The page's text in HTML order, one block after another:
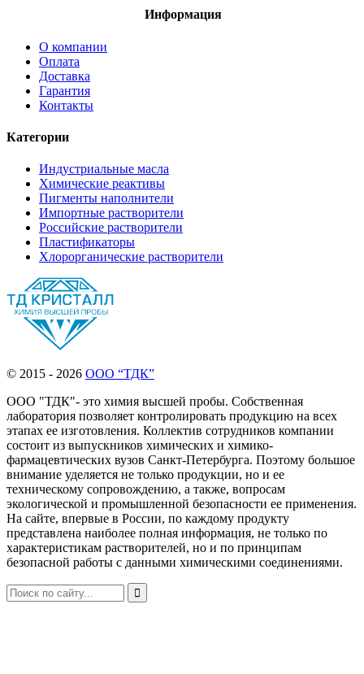
Информация
О компании
Оплата
Доставка
Гарантия
Контакты
Категории
Индустриальные масла
Химические реактивы
Пигменты наполнители
Импортные растворители
Российские растворители
Пластификаторы
Хлорорганические растворители
© 2015 - 2026 ООО “ТДК”
ООО "ТДК"- это химия высшей пробы. Собственная
лаборатория позволяет контролировать продукцию на всех
этапах ее изготовления. Коллектив сотрудников компании
состоит из выпускников химических и химико-
фармацевтических вузов Санкт-Петербурга. Поэтому большое
внимание уделяется не только продукции, но и ее
техническому сопровождению, а также, вопросам
экологической и промышленной безопасности ее применения.
На сайте, впервые в России, по каждому продукту
представлена наиболее полная информация, не только по
характеристикам растворителей, но и по принципам
безопасной работы с данными химическими соединениями.